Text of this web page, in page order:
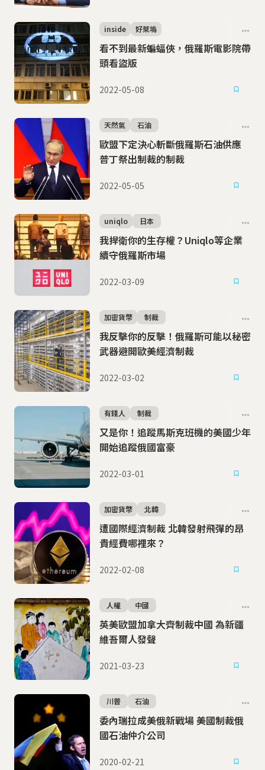
看不到最新蝙蝠俠，俄羅斯電影院帶
頭看盜版
inside 好萊塢
2022-05-08
歐盟下定決心斬斷俄羅斯石油供應
普丁祭出制裁的制裁
天然氣 石油
2022-05-05
我捍衛你的生存權？Uniqlo等企業
續守俄羅斯市場
uniqlo 日本
2022-03-09
我反擊你的反擊！俄羅斯可能以秘密
武器避開歐美經濟制裁
加密貨幣 制裁
2022-03-02
又是你！追蹤馬斯克班機的美國少年
開始追蹤俄國富豪
有錢人 制裁
2022-03-01
遭國際經濟制裁 北韓發射飛彈的昂
貴經費哪裡來？
加密貨幣 北韓
2022-02-08
英美歐盟加拿大齊制裁中國 為新疆
維吾爾人發聲
人權 中國
2021-03-23
委內瑞拉成美俄新戰場 美國制裁俄
國石油仲介公司
川普 石油
2020-02-21